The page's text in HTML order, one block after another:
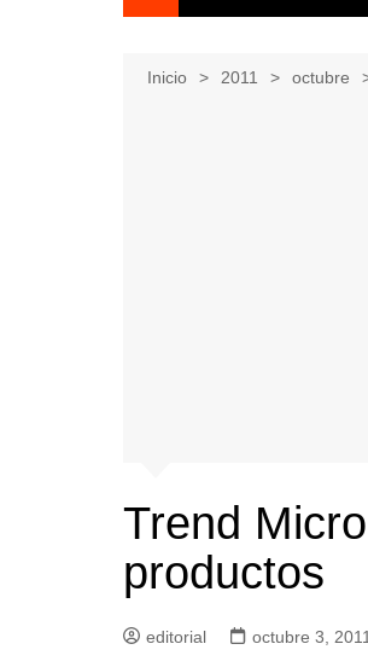
Inicio 2011 octubre
Trend
productos
editorial octubre 3, 2011